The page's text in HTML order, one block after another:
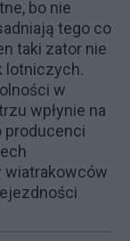
bo nie
tego co
taki zator nie
lotniczych.
w
wpłynie na
producenci
wiatrakowców